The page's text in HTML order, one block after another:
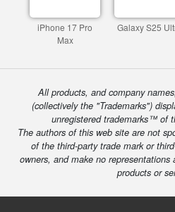
iPhone 17 Pro
Max
Galaxy S25
All products, and company
(collectively the "Trademarks")
unregistered trademarks™ of
The authors of this web site are not
of the third-party trade mark or
owners, and make no
products or